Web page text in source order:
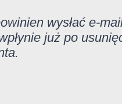
wysłać e-
już po